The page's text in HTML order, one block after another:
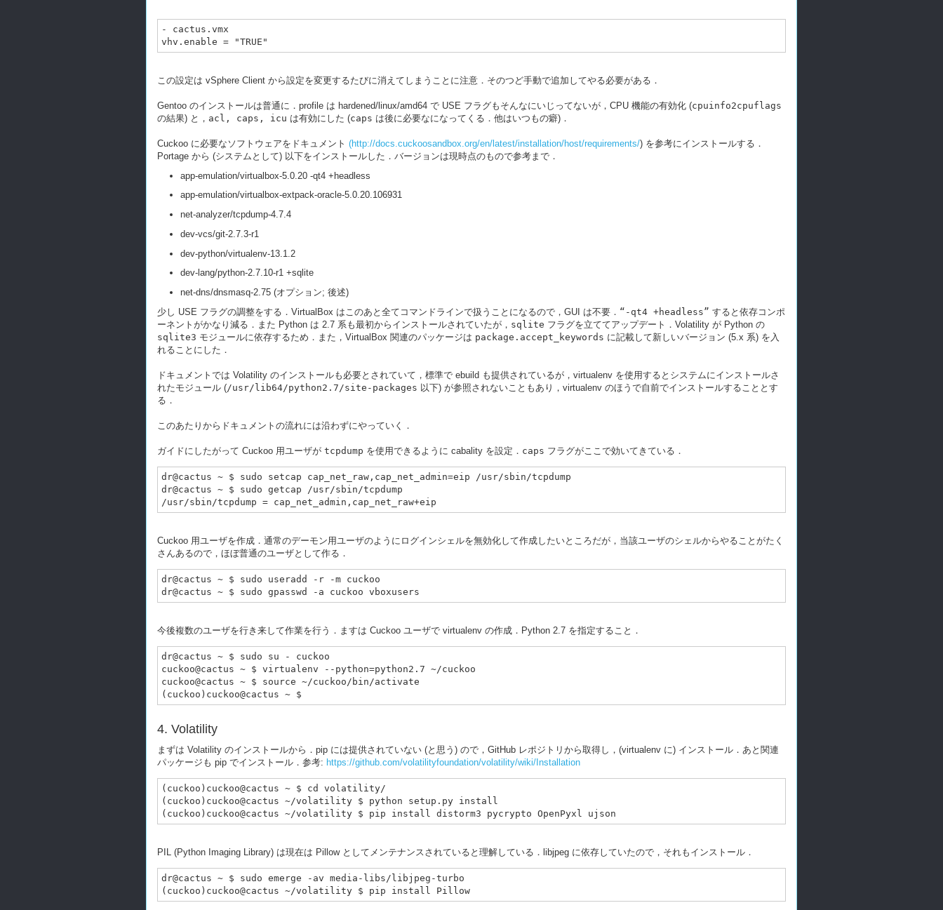
- cactus.vmx
この設定は vSphere Client から設定を変更するたびに消えてしまうことに注意．そのつど手動で追加してやる必要がある．
Gentoo のインストールは普通に．profile は hardened/linux/amd64 で USE フラグもそんなにいじってないが，CPU 機能の有効化 (cpuinfo2cpuflags
の結果) と， acl, caps, icu は有効にした (caps は後に必要なになってくる．他はいつもの癖)．
Cuckoo に必要なソフトウェアをドキュメント (http://docs.cuckoosandbox.org/en/latest/installation/host/requirements/) を参考にインストールする．
Portage から (システムとして) 以下をインストールした．バージョンは現時点のもので参考まで．
app-emulation/virtualbox-5.0.20 -qt4 +headless
app-emulation/virtualbox-extpack-oracle-5.0.20.106931
net-analyzer/tcpdump-4.7.4
dev-vcs/git-2.7.3-r1
dev-python/virtualenv-13.1.2
dev-lang/python-2.7.10-r1 +sqlite
net-dns/dnsmasq-2.75 (オプション; 後述)
少し USE フラグの調整をする．VirtualBox はこのあと全てコマンドラインで扱うことになるので，GUI は不要． “-qt4 +headless” すると依存コンポ
ーネントがかなり減る．また Python は 2.7 系も最初からインストールされていたが， sqlite フラグを立ててアップデート．Volatility が Python の
sqlite3 モジュールに依存するため．また，VirtualBox 関連のパッケージは package.accept_keywords に記載して新しいバージョン (5.x 系) を入
れることにした．
ドキュメントでは Volatility のインストールも必要とされていて，標準で ebuild も提供されているが，virtualenv を使用するとシステムにインストールさ
れたモジュール (/usr/lib64/python2.7/site-packages 以下) が参照されないこともあり，virtualenv のほうで自前でインストールすることとす
る．
このあたりからドキュメントの流れには沿わずにやっていく．
ガイドにしたがって Cuckoo 用ユーザが tcpdump を使用できるように cabality を設定． caps フラグがここで効いてきている．
dr@cactus ~ $ sudo setcap cap_net_raw,cap_net_admin=eip /usr/sbin/tcpdump
dr@cactus ~ $ sudo getcap /usr/sbin/tcpdump
Cuckoo 用ユーザを作成．通常のデーモン用ユーザのようにログインシェルを無効化して作成したいところだが，当該ユーザのシェルからやることがたく
さんあるので，ほぼ普通のユーザとして作る．
dr@cactus ~ $ sudo useradd -r -m cuckoo
今後複数のユーザを行き来して作業を行う．ますは Cuckoo ユーザで virtualenv の作成．Python 2.7 を指定すること．
dr@cactus ~ $ sudo su - cuckoo
cuckoo@cactus ~ $ virtualenv --python=python2.7 ~/cuckoo
cuckoo@cactus ~ $ source ~/cuckoo/bin/activate
4. Volatility
まずは Volatility のインストールから．pip には提供されていない (と思う) ので，GitHub レポジトリから取得し，(virtualenv に) インストール．あと関連
パッケージも pip でインストール．参考: https://github.com/volatilityfoundation/volatility/wiki/Installation
(cuckoo)cuckoo@cactus ~ $ cd volatility/
(cuckoo)cuckoo@cactus ~/volatility $ python setup.py install
PIL (Python Imaging Library) は現在は Pillow としてメンテナンスされていると理解している．libjpeg に依存していたので，それもインストール．
dr@cactus ~ $ sudo emerge -av media-libs/libjpeg-turbo